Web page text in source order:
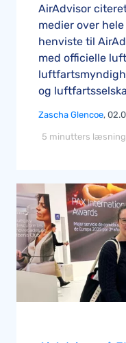
AirAdvisor
medier over
henviste til
med officielle
og
Zascha Glencoe,
5 minutters læsning